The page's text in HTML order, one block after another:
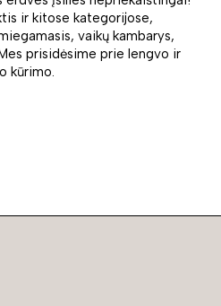
ir kitose kategorijose,
vaikų kambarys,
prisidėsime prie lengvo ir
kūrimo.